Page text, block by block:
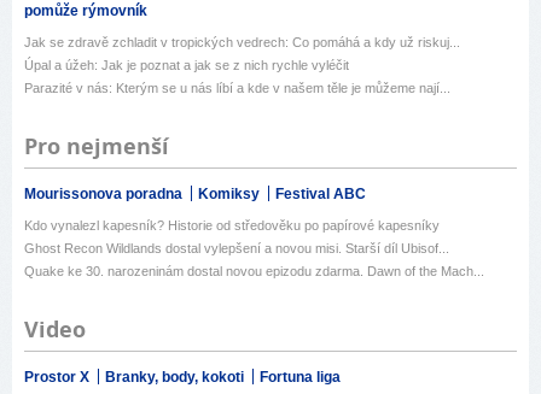
pomůže rýmovník
Jak se zdravě zchladit v tropických vedrech: Co pomáhá a kdy už riskuj...
Úpal a úžeh: Jak je poznat a jak se z nich rychle vyléčit
Parazité v nás: Kterým se u nás líbí a kde v našem těle je můžeme nají...
Pro nejmenší
Mourissonova poradna Komiksy Festival ABC
Kdo vynalezl kapesník? Historie od středověku po papírové kapesníky
Ghost Recon Wildlands dostal vylepšení a novou misi. Starší díl Ubisof...
Quake ke 30. narozeninám dostal novou epizodu zdarma. Dawn of the Mach...
Video
Prostor X Branky, body, kokoti Fortuna liga